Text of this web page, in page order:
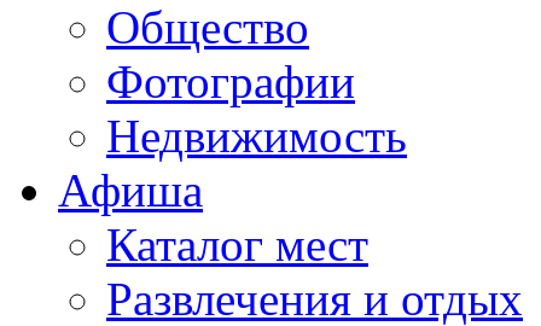
Общество
Фотографии
Недвижимость
Афиша
Каталог мест
Развлечения и отдых